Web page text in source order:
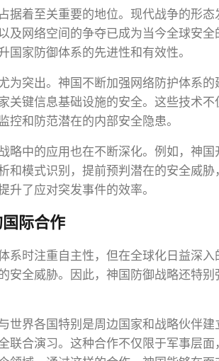
据着至关重要的地位。现代战争的形态
及网络空间的争夺已成为当今全球安全
国家防御体系的先进性和有效性。
为突出。神国不断加强网络防护体系
关键信息基础设施的安全。这些技术不
控和防范潜在的内部安全隐患。
略中的应用也在不断深化。例如，神
和模式识别，提前预判潜在的安全威胁
升了应对突发事件的效率。
际合作
系时注重自主性，但在全球化日益深入
安全威胁。因此，神国防御战略还特别
世界各国特别是周边国家和战略伙伴
联合演习。这种合作不仅限于军事层面